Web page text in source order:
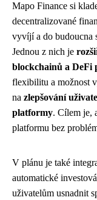
Mapo Finance si
decentralizované
vyvíjí a do budoucna
Jednou z nich je
blockchainů a DeFi
flexibilitu a možnost
na zlepšování
platformy. Cílem je,
platformu bez
V plánu je také
automatické
uživatelům usnadnit